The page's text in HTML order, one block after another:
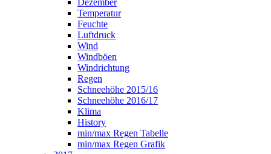
Dezember
Temperatur
Feuchte
Luftdruck
Wind
Windböen
Windrichtung
Regen
Schneehöhe 2015/16
Schneehöhe 2016/17
Klima
History
min/max Regen Tabelle
min/max Regen Grafik